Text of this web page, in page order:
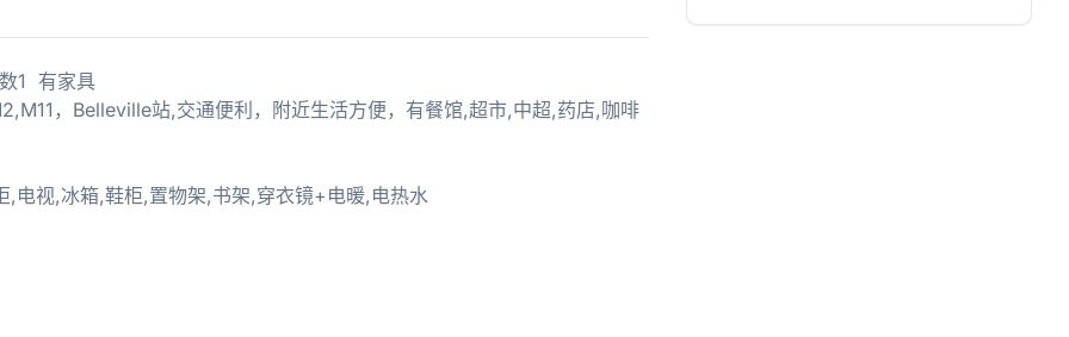
1 有家具
，Belleville站,交通便利，附近生活方便，有餐馆,超市,中超,药店,咖啡
电视,冰箱,鞋柜,置物架,书架,穿衣镜+电暖,电热水